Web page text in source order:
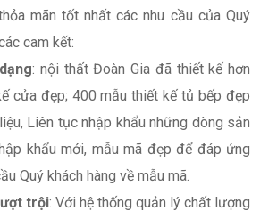
mãn tốt nhất các nhu cầu của Quý
cam kết:
: nội thất Đoàn Gia đã thiết kế hơn
cửa đẹp; 400 mẫu thiết kế tủ bếp đẹp
Liên tục nhập khẩu những dòng sản
khẩu mới, mẫu mã đẹp để đáp ứng
Quý khách hàng về mẫu mã.
trội: Với hệ thống quản lý chất lượng